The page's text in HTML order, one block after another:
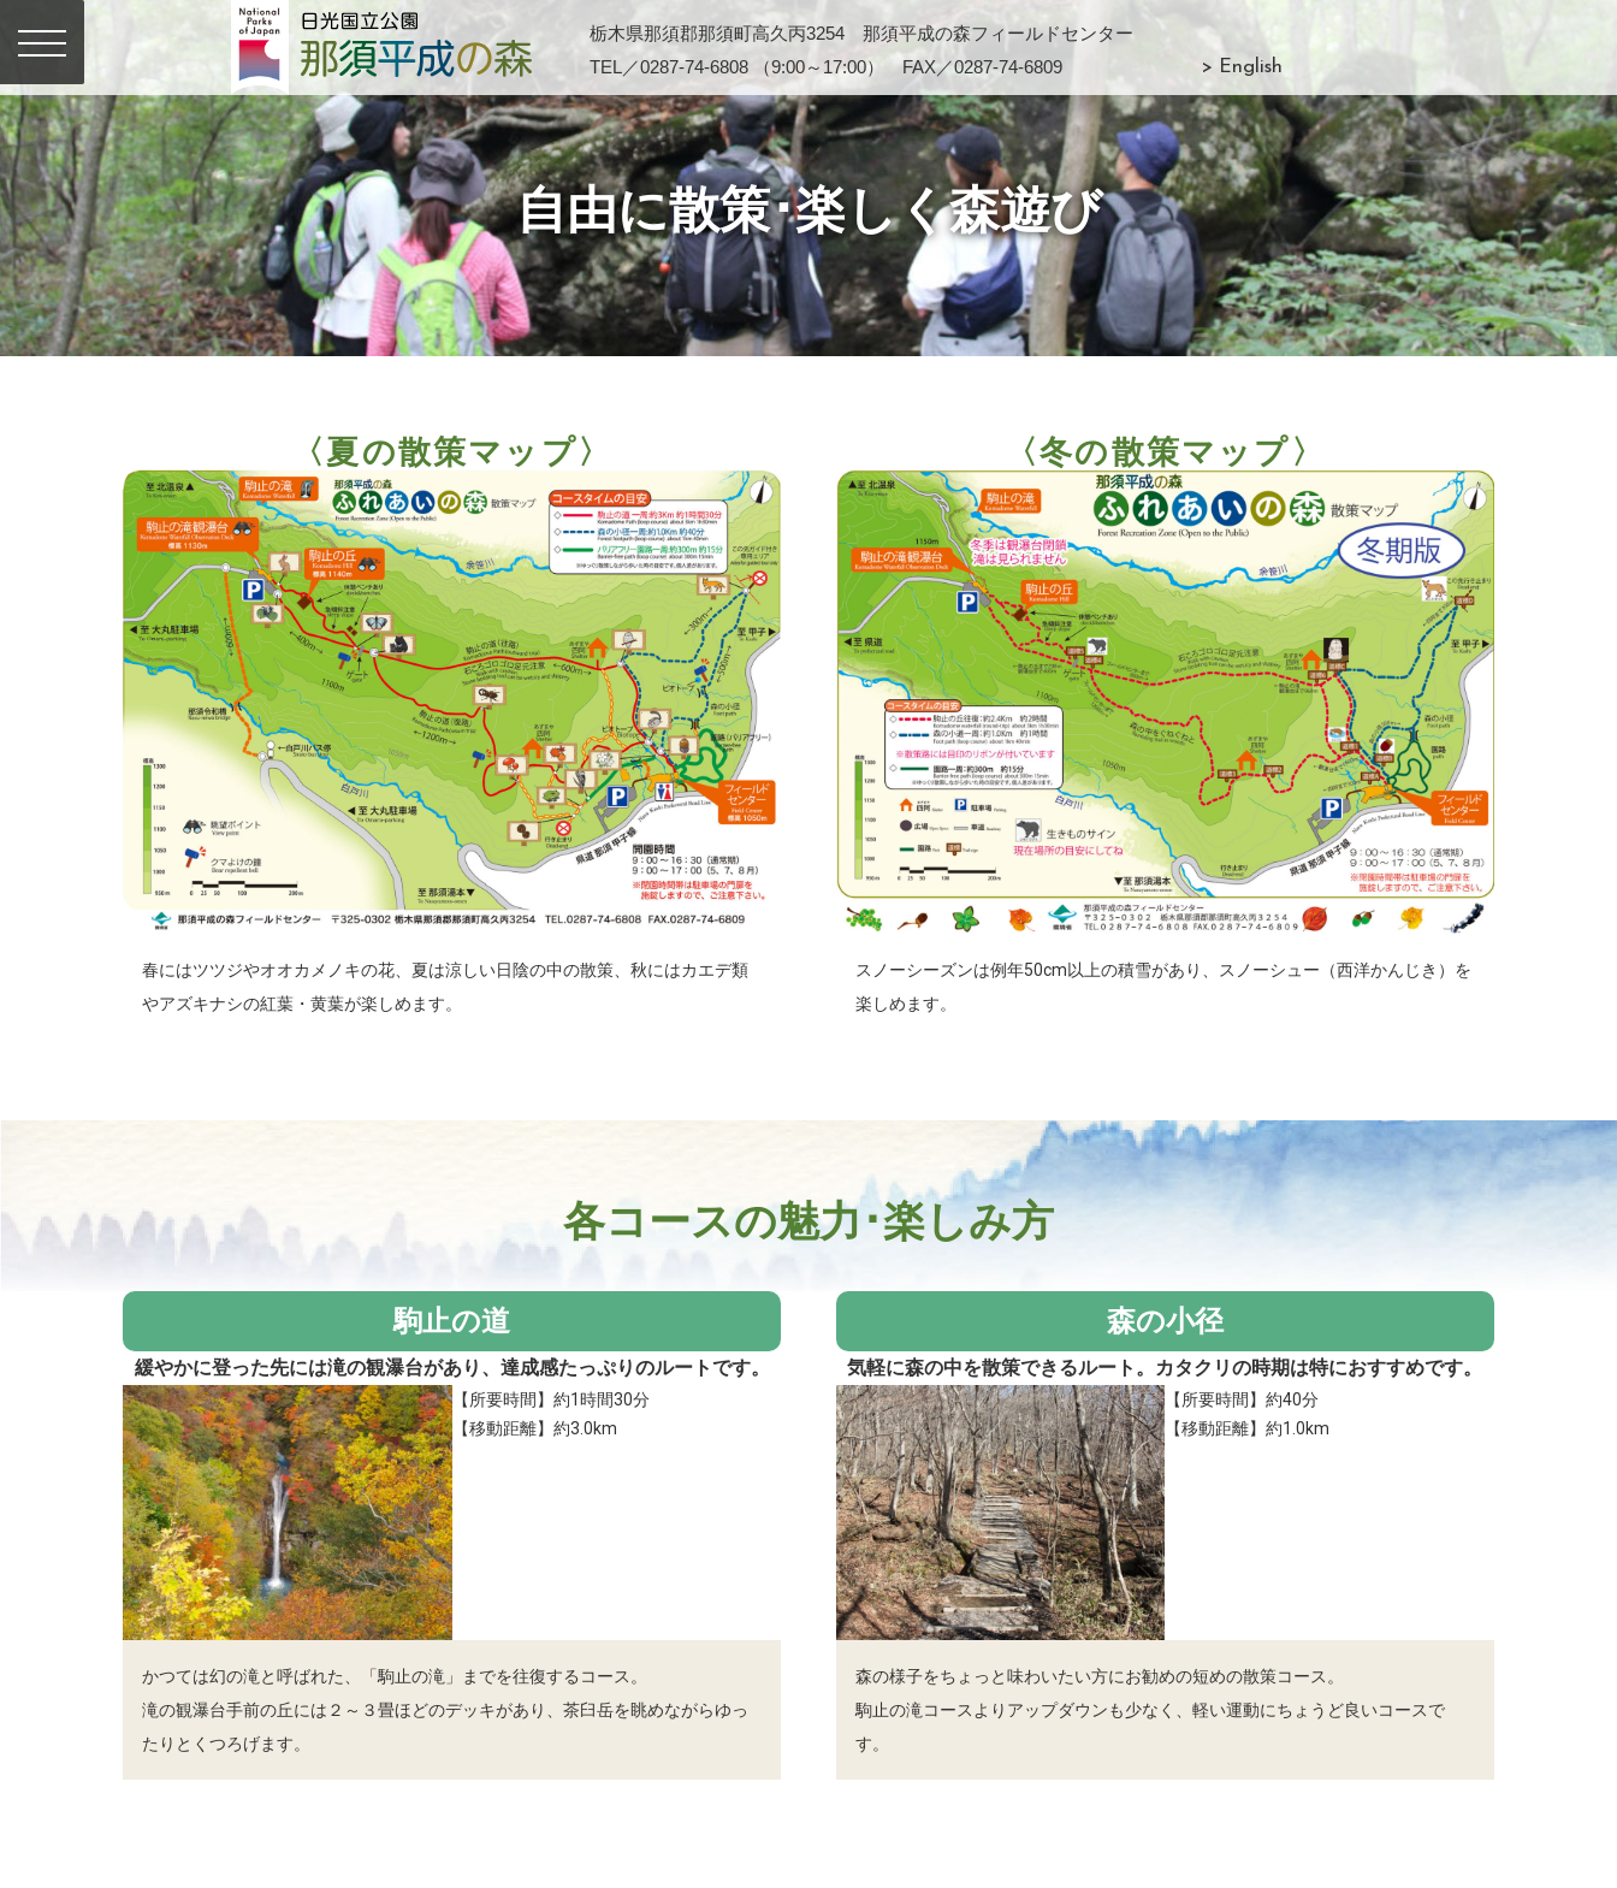
栃木県那須郡那須町高久丙3254 那須平成の森フィールドセンター
TEL／0287-74-6808 （9:00～17:00） FAX／0287-74-6809
> English
自由に散策･楽しく森遊び
〈夏の散策マップ〉
春にはツツジやオオカメノキの花、夏は涼しい日陰の中の散策、秋にはカエデ類
やアズキナシの紅葉・黄葉が楽しめます。
〈冬の散策マップ〉
スノーシーズンは例年50cm以上の積雪があり、スノーシュー（西洋かんじき）を
楽しめます。
各コースの魅力･楽しみ方
駒止の道
緩やかに登った先には滝の観瀑台があり、達成感たっぷりのルートです。
【所要時間】約1時間30分
【移動距離】約3.0km
かつては幻の滝と呼ばれた、「駒止の滝」までを往復するコース。
滝の観瀑台手前の丘には２～３畳ほどのデッキがあり、茶臼岳を眺めながらゆっ
たりとくつろげます。
森の小径
気軽に森の中を散策できるルート。カタクリの時期は特におすすめです。
【所要時間】約40分
【移動距離】約1.0km
森の様子をちょっと味わいたい方にお勧めの短めの散策コース。
駒止の滝コースよりアップダウンも少なく、軽い運動にちょうど良いコースで
す。